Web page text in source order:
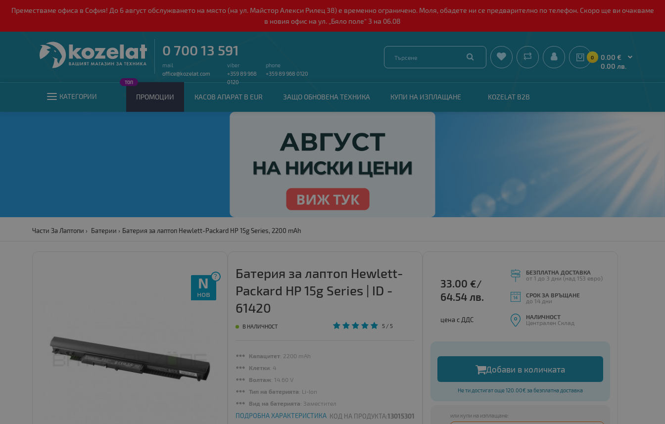
Преместваме офиса в София! До 6 август обслужването на място (на ул. Майстор Алекси Рилец 38) е временно ограничено. Моля, обадете ни се предварително по телефон. Скоро ще ви очакваме
в новия офис на ул. „Бяло поле“ 3 на 06.08
0 700 13 591
mail
office@kozelat.com
viber
+359 89 968
0120
phone
+359 89 968 0120
 0

0.00 €
0.00 лв.
КАТЕГОРИИ ПРОМОЦИИ
ТОП
КАСОВ АПАРАТ В EUR ЗАЩО ОБНОВЕНА ТЕХНИКА КУПИ НА ИЗПЛАЩАНЕ KOZELAT B2B
Части За Лаптопи Батерии Батерия за лаптоп Hewlett-Packard HP 15g Series, 2200 mAh
?
N
нов
Батерия за лаптоп Hewlett-
Packard HP 15g Series | ID -
61420
В НАЛИЧНОСТ 5 / 5
Капацитет: 2200 mAh
Клетки: 4
Волтаж: 14.60 V
Тип на батерията: Li-Ion
Вид на батерията: Заместител
ПОДРОБНА ХАРАКТЕРИСТИКА КОД НА ПРОДУКТА:13015301
33.00 €/
64.54 лв.
цена с ДДС
БЕЗПЛАТНА ДОСТАВКА
от 1 до 3 дни (над 153 евро)
СРОК ЗА ВРЪЩАНЕ
до 14 дни
НАЛИЧНОСТ
Централен Склад
Добави в количката
Не ти достигат още 120.00€ за безплатна доставка
или купи на изплащане: